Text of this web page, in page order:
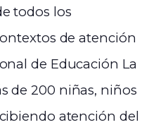
todos los
de atención
de Educación La
de 200 niñas, niños
atención del